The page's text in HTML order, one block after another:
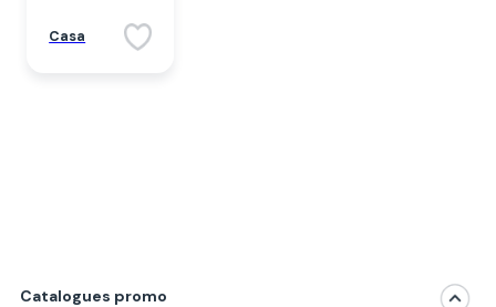
Casa
Catalogues promo